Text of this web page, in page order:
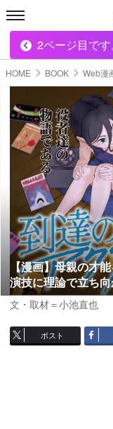
HOME MUSIC
HOME BOOK Web漫
【漫画】母親の才
演技に理論で立ち
文・取材＝小池直也
ポスト
2ページ目で